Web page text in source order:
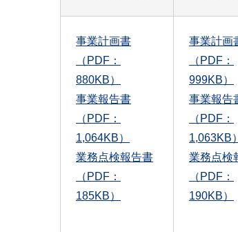
事業計画書
（PDF：
880KB）
事業報告書
（PDF：
1,064KB）
業務点検報告書
（PDF：
185KB）
事業計画
（PDF：
999KB）
事業報告
（PDF：
1,063KB）
業務点検
（PDF：
190KB）